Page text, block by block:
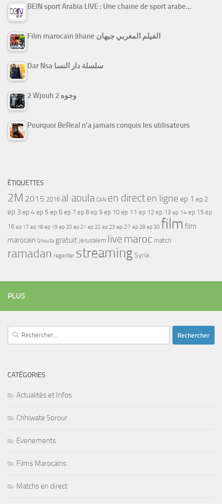
BEIN sport Arabia LIVE : Une chaine de sport arabe…
Film marocain Jihane الفيلم المغربي جيهان
Dar Nsa سلسلة دار النسا
2 Wjouh 2 وجوه
Pourquoi BeReal n’a jamais conquis les utilisateurs
ÉTIQUETTES
2M 2015 2016 al aoula CAN en directen ligne ep 1 ep 2
ep 3ep 4ep 5 ep 6 ep 7 ep 8 ep 9 ep 10 ep 11 ep 12 ep 13 ep 14 ep 15 ep
16 ep 17 ep 18 ep 19 ep 20 ep 21 ep 22 ep 23 ep 27 ep 28 ep 30 film film
marocain Ghouta gratuit Jerusalem live maroc match
ramadan regarder streamingSyria
PLUS
Rechercher :
CATÉGORIES
Actualités et Infos
Chhiwate Sorour
Evenements
Films Marocains
Matchs en direct